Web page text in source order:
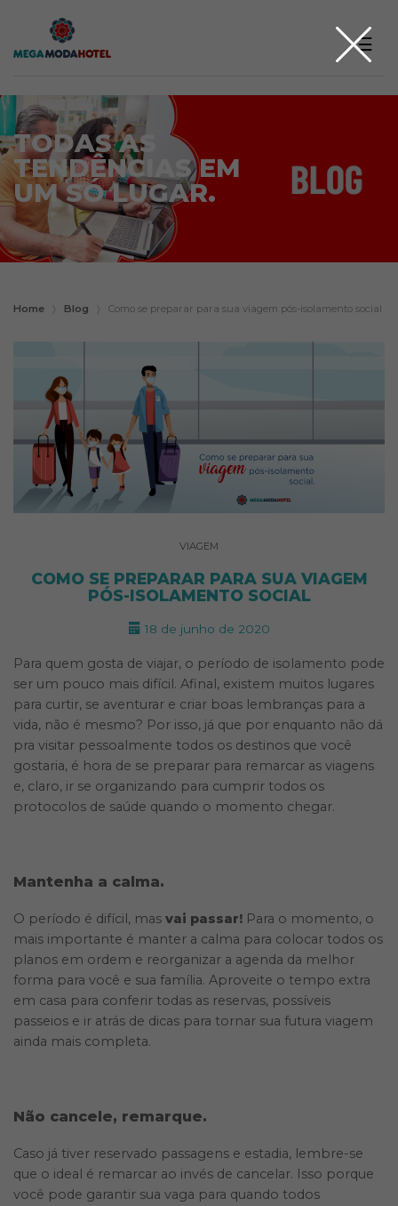
☰
TODAS AS
TENDÊNCIAS EM
UM SÓ LUGAR.
Home 〉 Blog 〉 Como se preparar para sua viagem pós-isolamento social
VIAGEM
COMO SE PREPARAR PARA SUA VIAGEM
PÓS-ISOLAMENTO SOCIAL
18 de junho de 2020
Para quem gosta de viajar, o período de isolamento pode
ser um pouco mais difícil. Afinal, existem muitos lugares
para curtir, se aventurar e criar boas lembranças para a
vida, não é mesmo? Por isso, já que por enquanto não dá
pra visitar pessoalmente todos os destinos que você
gostaria, é hora de se preparar para remarcar as viagens
e, claro, ir se organizando para cumprir todos os
protocolos de saúde quando o momento chegar.
Mantenha a calma.
O período é difícil, mas vai passar! Para o momento, o
mais importante é manter a calma para colocar todos os
planos em ordem e reorganizar a agenda da melhor
forma para você e sua família. Aproveite o tempo extra
em casa para conferir todas as reservas, possíveis
passeios e ir atrás de dicas para tornar sua futura viagem
ainda mais completa.
Não cancele, remarque.
Caso já tiver reservado passagens e estadia, lembre-se
que o ideal é remarcar ao invés de cancelar. Isso porque
você pode garantir sua vaga para quando todos